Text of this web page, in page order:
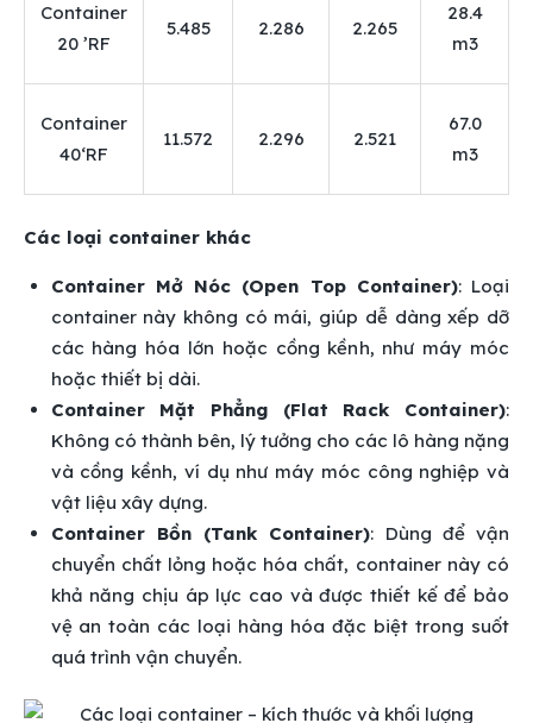
Container
20 ’RF
5.485 2.286 2.265
28.4
m3
Container
40‘RF
11.572 2.296 2.521
67.0
m3
Các loại container khác
Container Mở Nóc (Open Top Container): Loại
container này không có mái, giúp dễ dàng xếp dỡ
các hàng hóa lớn hoặc cồng kềnh, như máy móc
hoặc thiết bị dài.
Container Mặt Phẳng (Flat Rack Container):
Không có thành bên, lý tưởng cho các lô hàng nặng
và cồng kềnh, ví dụ như máy móc công nghiệp và
vật liệu xây dựng.
Container Bồn (Tank Container): Dùng để vận
chuyển chất lỏng hoặc hóa chất, container này có
khả năng chịu áp lực cao và được thiết kế để bảo
vệ an toàn các loại hàng hóa đặc biệt trong suốt
quá trình vận chuyển.